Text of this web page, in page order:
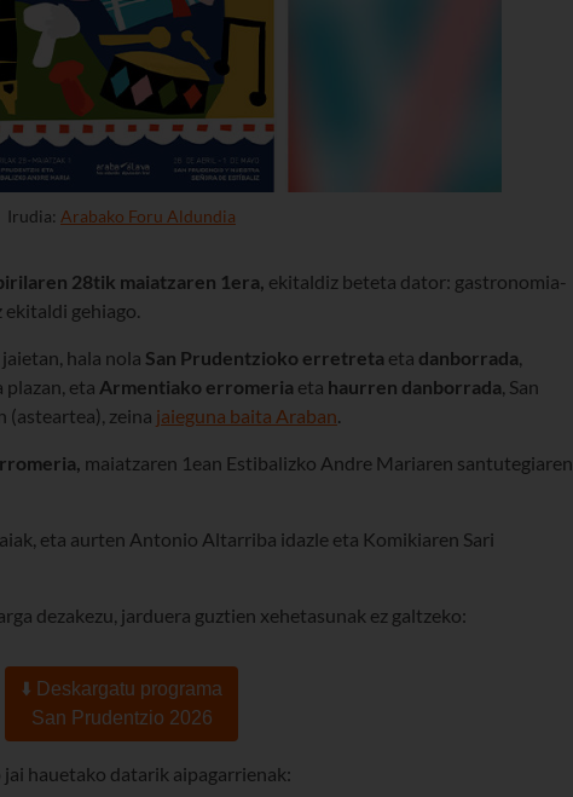
Irudia: Arabako Foru Aldundia
28tik maiatzaren 1era, ekitaldiz beteta dator: gastronomia-
gehiago.
, hala nola San Prudentzioko erretreta eta danborrada,
eta Armentiako erromeria eta haurren danborrada, San
(asteartea), zeina jaieguna baita Araban.
maiatzaren 1ean Estibalizko Andre Mariaren santutegiaren
eta aurten Antonio Altarriba idazle eta Komikiaren Sari
dezakezu, jarduera guztien xehetasunak ez galtzeko:
⬇️ Deskargatu programa
San Prudentzio 2026
hauetako datarik aipagarrienak: